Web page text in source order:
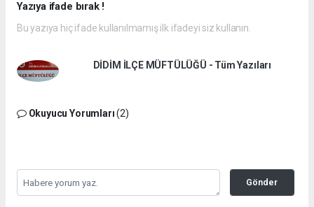
Yazıya ifade bırak !
Bu yazıya hiç ifade kullanılmamış ilk ifadeyi siz kullanın.
DİDİM İLÇE MÜFTÜLÜĞÜ - Tüm Yazıları
Okuyucu Yorumları(2)
Gönder